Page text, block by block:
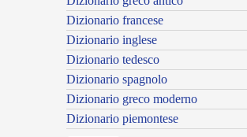
Dizionario francese
Dizionario inglese
Dizionario tedesco
Dizionario spagnolo
Dizionario greco moderno
Dizionario piemontese